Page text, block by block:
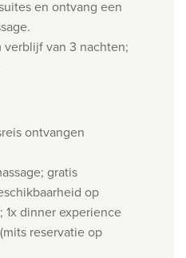
en ontvang een
van 3 nachten;
ontvangen
gratis
op
1x dinner experience
reservatie op